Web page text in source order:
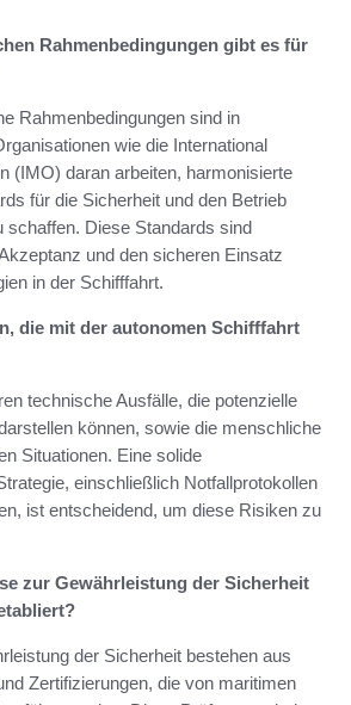
Rahmenbedingungen gibt es für
Rahmenbedingungen sind in
wie die International
(IMO) daran arbeiten, harmonisierte
für die Sicherheit und den Betrieb
schaffen. Diese Standards sind
und den sicheren Einsatz
in der Schifffahrt.
die mit der autonomen Schifffahrt
technische Ausfälle, die potenzielle
können, sowie die menschliche
Situationen. Eine solide
einschließlich Notfallprotokollen
ist entscheidend, um diese Risiken zu
zur Gewährleistung der Sicherheit
der Sicherheit bestehen aus
Zertifizierungen, die von maritimen